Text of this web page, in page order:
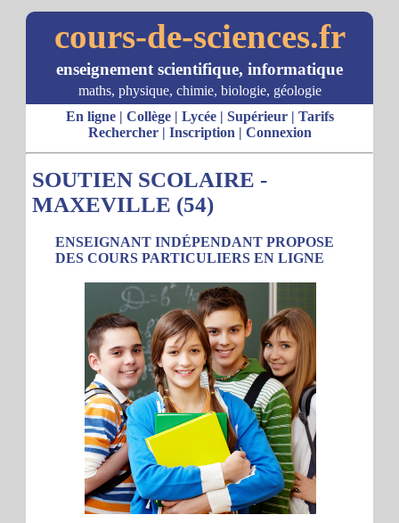
cours-de-sciences.fr
enseignement scientifique, informatique
maths, physique, chimie, biologie, géologie
En ligne| Collège| Lycée| Supérieur| Tarifs
Rechercher| Inscription | Connexion
SOUTIEN SCOLAIRE -
MAXEVILLE (54)
ENSEIGNANT INDÉPENDANT PROPOSE
DES COURS PARTICULIERS EN LIGNE